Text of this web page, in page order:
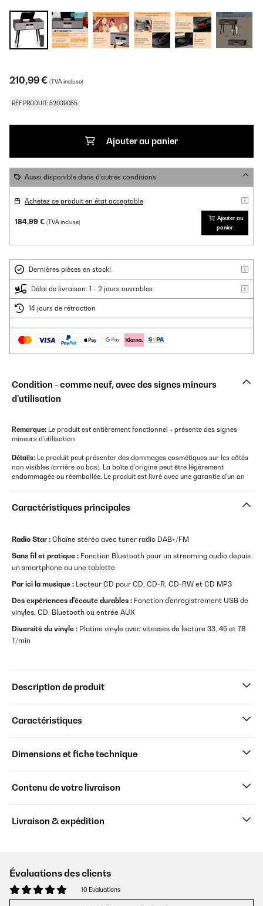
+1
210,99 € (TVA incluse)
RÉF PRODUIT: 52039055
Ajouter au panier
Aussi disponible dans d'autres conditions
Achetez ce produit en état acceptable
184,99 € (TVA incluse)
Ajouter au
panier
Dernières pièces en stock!
Délai de livraison: 1 - 2 jours ouvrables
14 jours de rétraction
Condition - comme neuf, avec des signes mineurs
d'utilisation
Remarque: Le produit est entièrement fonctionnel + présente des signes
mineurs d'utilisation
Détails: Le produit peut présenter des dommages cosmétiques sur les côtés
non visibles (arrière ou bas). La boîte d'origine peut être légèrement
endommagée ou réemballée. Le produit est livré avec une garantie d'un an
Caractéristiques principales
Radio Star : Chaîne stéréo avec tuner radio DAB+/FM
Sans fil et pratique : Fonction Bluetooth pour un streaming audio depuis
un smartphone ou une tablette
Par ici la musique : Lecteur CD pour CD, CD-R, CD-RW et CD MP3
Des expériences d'écoute durables : Fonction d'enregistrement USB de
vinyles, CD, Bluetooth ou entrée AUX
Diversité du vinyle : Platine vinyle avec vitesses de lecture 33, 45 et 78
T/min
Description de produit
Caractéristiques
Dimensions et fiche technique
Contenu de votre livraison
Livraison & expédition
Évaluations des clients
10 Evaluations